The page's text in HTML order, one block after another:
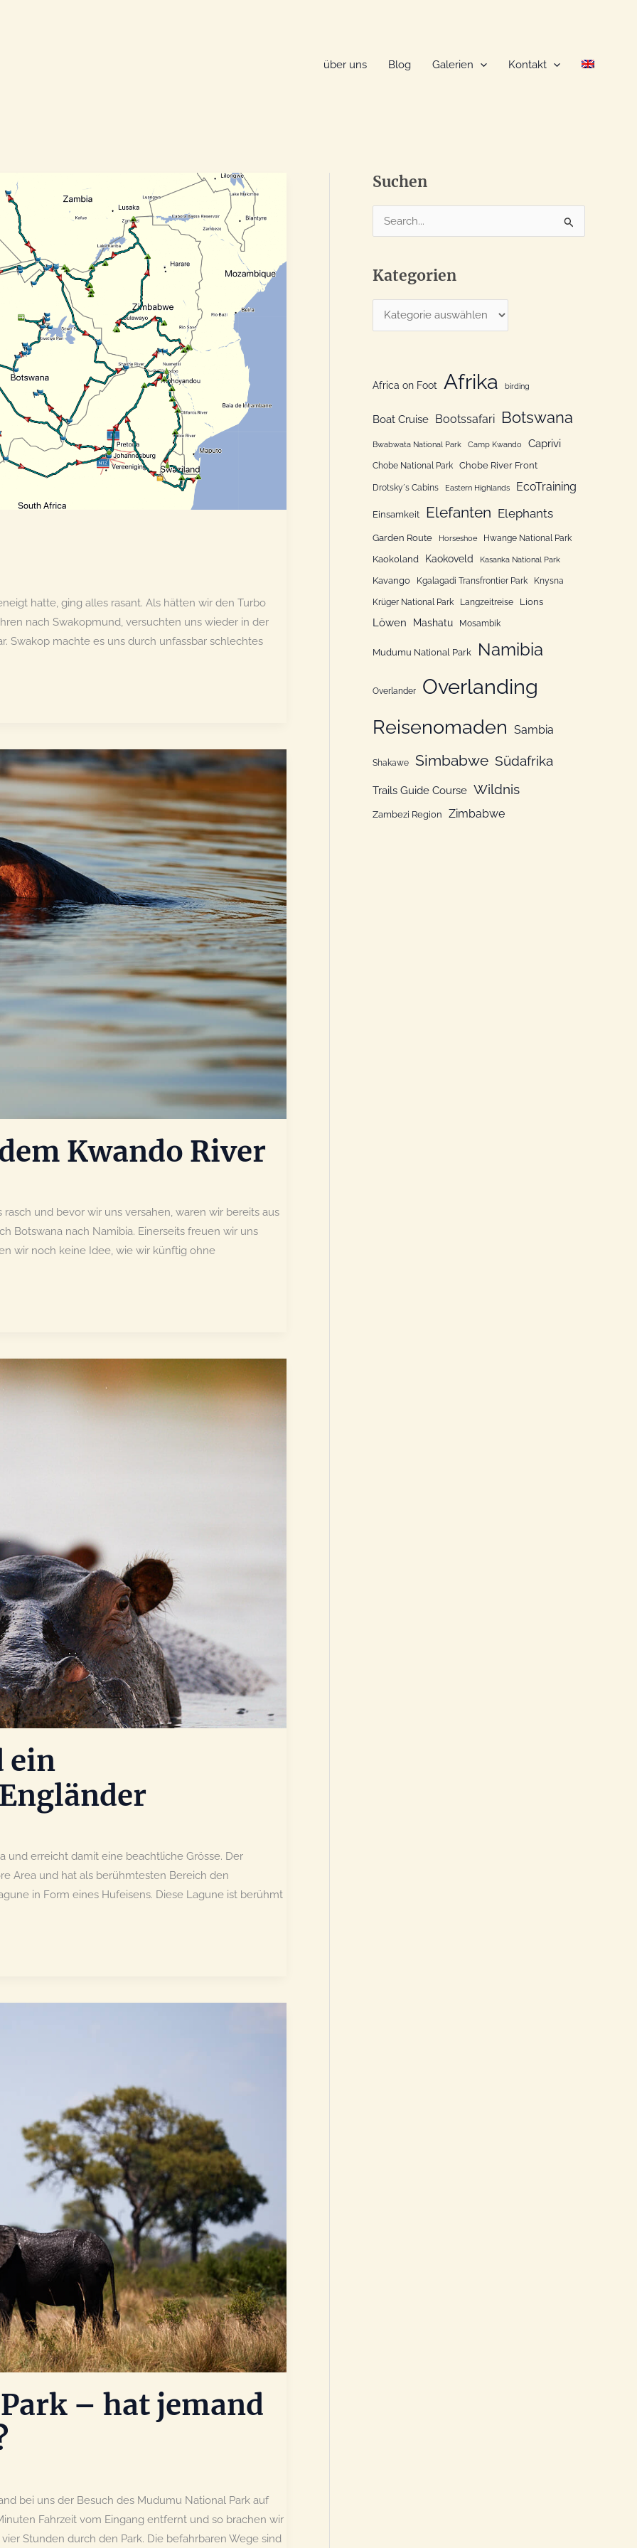
über uns
Blog Galerien Kontakt
hatte, ging alles rasant. Als hätten wir den Turbo
nach Swakopmund, versuchten uns wieder in der
Swakop machte es uns durch unfassbar schlechtes
Kwando River
und bevor wir uns versahen, waren wir bereits aus
Botswana nach Namibia. Einerseits freuen wir uns
wir noch keine Idee, wie wir künftig ohne
ein
und erreicht damit eine beachtliche Grösse. Der
Area und hat als berühmtesten Bereich den
in Form eines Hufeisens. Diese Lagune ist berühmt
– hat jemand
bei uns der Besuch des Mudumu National Park auf
Fahrzeit vom Eingang entfernt und so brachen wir
Stunden durch den Park. Die befahrbaren Wege sind
Suchen
u
h
e
c
Kategorien
a
o
Africa on Foot Afrika birding
Boat Cruise Bootssafari Botswana
Bwabwata National Park Camp Kwando Caprivi
Chobe National Park Chobe River Front
Drotsky´s Cabins Eastern Highlands EcoTraining
Einsamkeit Elefanten Elephants
Garden Route Horseshoe Hwange National Park
Kaokoland Kaokoveld Kasanka National Park
Kavango Kgalagadi Transfrontier Park Knysna
Krüger National Park Langzeitreise Lions
Löwen Mashatu Mosambik
Mudumu National Park Namibia
Overlander Overlanding
Reisenomaden Sambia
Shakawe Simbabwe Südafrika
Trails Guide Course Wildnis
Zambezi Region Zimbabwe